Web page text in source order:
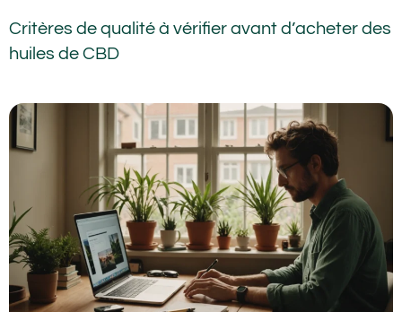
Critères de qualité à vérifier avant d’acheter des
huiles de CBD